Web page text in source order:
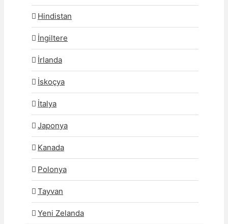
Hindistan
İngiltere
İrlanda
İskoçya
İtalya
Japonya
Kanada
Polonya
Tayvan
Yeni Zelanda